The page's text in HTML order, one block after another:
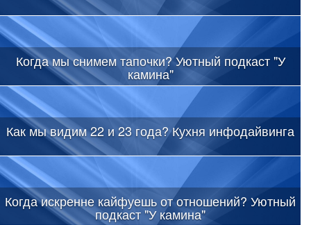
Когда мы снимем тапочки? Уютный подкаст "У
камина"
Как мы видим 22 и 23 года? Кухня инфодайвинга
Когда искренне кайфуешь от отношений? Уютный
подкаст "У камина"